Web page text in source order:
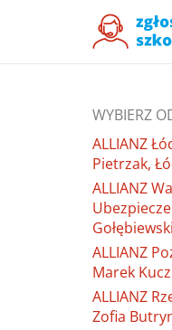
WYBIERZ
ALLIANZ
Pietrzak,
ALLIANZ
ALLIANZ
Marek Kucz
ALLIANZ
Zofia